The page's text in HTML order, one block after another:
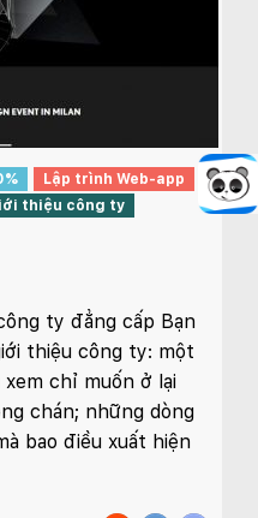
Lập trình Web-app
thiệu công ty
ty đẳng cấp Bạn
thiệu công ty: một
chỉ muốn ở lại
chán; những dòng
bao điều xuất hiện